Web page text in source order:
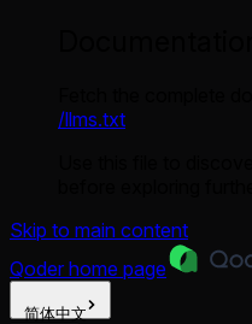
/llms.txt
Skip to main content
Qoder home page
简体中文